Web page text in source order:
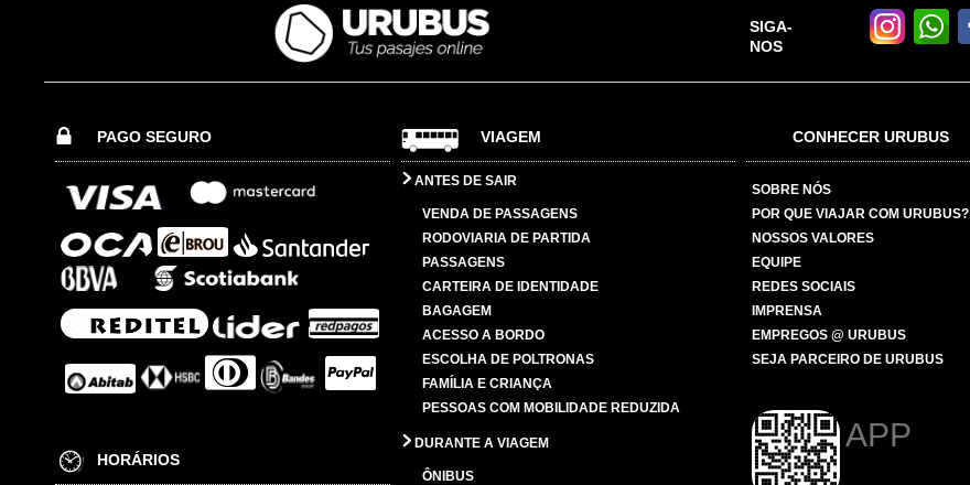
SIGA-
NOS
PAGO SEGURO
HORÁRIOS
VIAGEM
ANTES DE SAIR
VENDA DE PASSAGENS
RODOVIARIA DE PARTIDA
PASSAGENS
CARTEIRA DE IDENTIDADE
BAGAGEM
ACESSO A BORDO
ESCOLHA DE POLTRONAS
FAMÍLIA E CRIANÇA
PESSOAS COM MOBILIDADE REDUZIDA
DURANTE A VIAGEM
ÔNIBUS
CONHECER URUBUS
SOBRE NÓS
POR QUE VIAJAR COM URUBUS?
NOSSOS VALORES
EQUIPE
REDES SOCIAIS
IMPRENSA
EMPREGOS @ URUBUS
SEJA PARCEIRO DE URUBUS
APP